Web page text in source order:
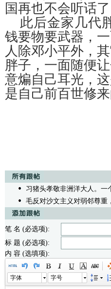
国再也不会听话
此后金家几代
钱要物要武器，
人除邓小平外，
胖子，一面随便
意煸自己耳光，
是自己前百世修来
习猪头孝敬非洲洋大人。一
毛反对沙文主义对弱邻尊重
笔 名 (必选项):
标 题 (必选项):
内 容 (选填项):
字体 字号